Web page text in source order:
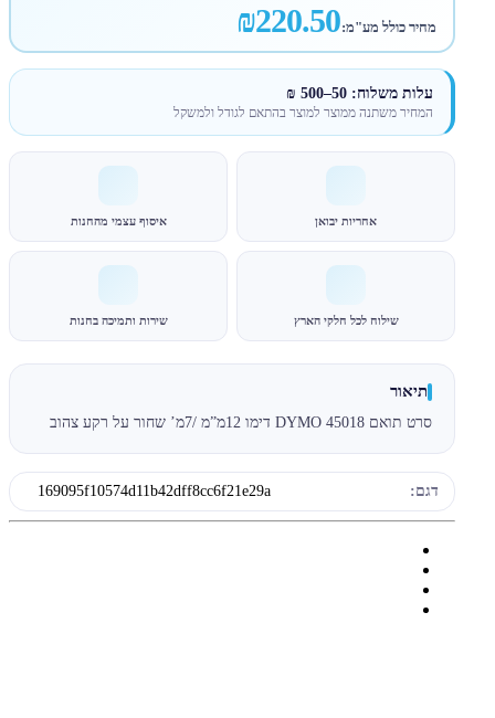
מחיר כולל מע"מ:₪220.50
עלות משלוח: 50–500 ₪
המחיר משתנה ממוצר למוצר בהתאם לגודל ולמשקל
אחריות יבואן איסוף עצמי מהחנות
שילוח לכל חלקי הארץ שירות ותמיכה בחנות
תיאור
סרט תואם DYMO 45018 דימו 12מ”מ /7מ’ שחור על רקע צהוב
דגם: 169095f10574d11b42dff8cc6f21e29a